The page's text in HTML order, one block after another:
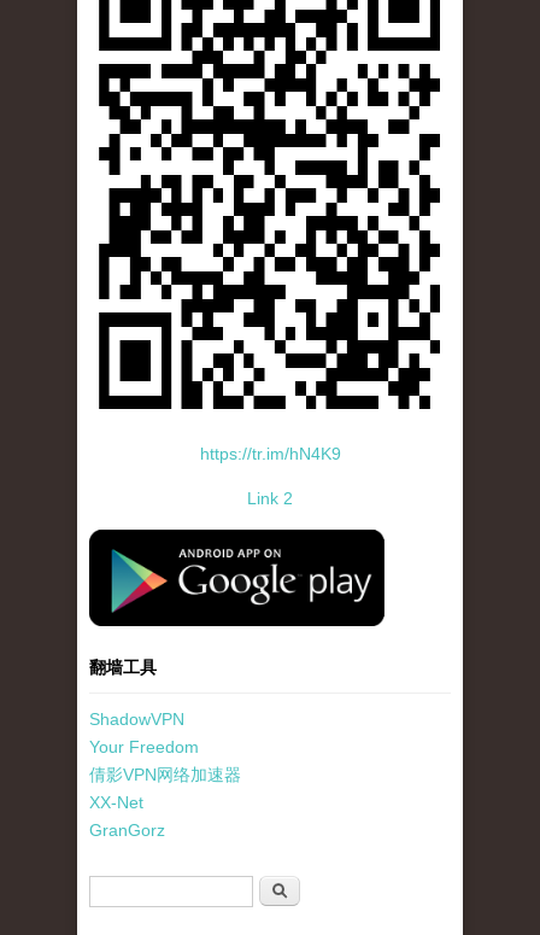
https://tr.im/hN4K9
Link 2
standard-icon-googleplay-app-store.png
翻墙工具
ShadowVPN
Your Freedom
倩影VPN网络加速器
XX-Net
GranGorz
搜索